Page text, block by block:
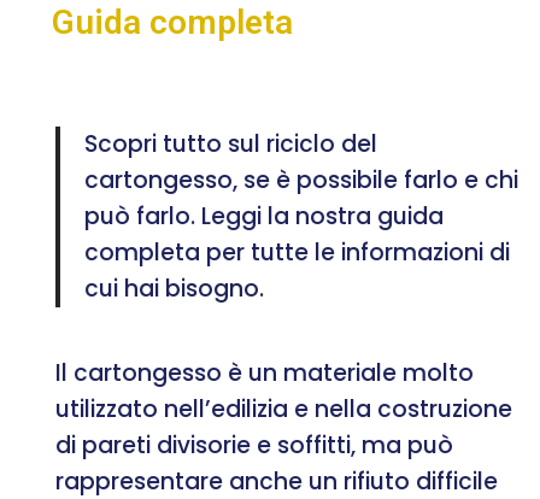
Guida completa
Scopri tutto sul riciclo del
cartongesso, se è possibile farlo e chi
può farlo. Leggi la nostra guida
completa per tutte le informazioni di
cui hai bisogno.
Il cartongesso è un materiale molto
utilizzato nell’edilizia e nella costruzione
di pareti divisorie e soffitti, ma può
rappresentare anche un rifiuto difficile